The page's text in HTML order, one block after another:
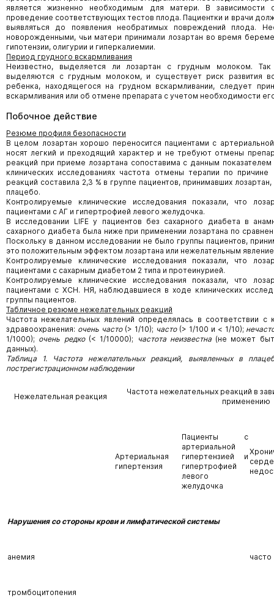
является жизненно необходимым для матери. В зависимости
проведение соответствующих тестов плода. Пациентки и врачи
выявляться до появления необратимых повреждений плода.
новорожденными, чьи матери принимали лозартан во время
гипотензии, олигурии и гиперкалиемии.
Период грудного вскармливания
Неизвестно, выделяется ли лозартан с грудным молоком.
выделяются с грудным молоком, и существует риск развития
ребенка, находящегося на грудном вскармливании, следует
вскармливания или об отмене препарата с учетом необходимости
Побочное действие
Резюме профиля безопасности
В целом лозартан хорошо переносится пациентами с
носят легкий и преходящий характер и не требуют отмены
реакций при приеме лозартана сопоставима с данным
клинических исследованиях частота отмены терапии по
реакций составила 2,3 % в группе пациентов, принимавших
плацебо.
Контролируемые клинические исследования показали, что
пациентами с АГ и гипертрофией левого желудочка.
В исследовании LIFE у пациентов без сахарного диабета в
сахарного диабета была ниже при применении лозартана по
Поскольку в данном исследовании не было группы пациентов,
это положительным эффектом лозартана или нежелательным
Контролируемые клинические исследования показали, что
пациентами с сахарным диабетом 2 типа и протеинурией.
Контролируемые клинические исследования показали, что
пациентами с ХСН. НЯ, наблюдавшиеся в ходе клинических
группы пациентов.
Табличное резюме нежелательных реакций
Частота нежелательных явлений определялась в соответствии с
здравоохранения: очень часто(> 1/10); часто(> 1/100 и < 1/10);
1/1000); очень редко(< 1/10000); частота неизвестна(не может
данных).
Таблица 1. Частота нежелательных реакций, выявленных в
пострегистрационном наблюдении
Нежелательная реакция
Частота нежелательных реакций в
применению
Артериальная
гипертензия
Пациенты с
артериальной
гипертензией и
гипертрофией
левого
желудочка
Нарушения со стороны крови и лимфатической системы
анемия часто
тромбоцитопения